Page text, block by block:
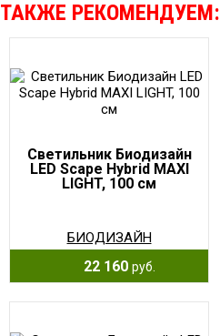
ТАКЖЕ РЕКОМЕНДУЕМ:
Светильник Биодизайн
LED Scape Hybrid MAXI
LIGHT, 100 см
БИОДИЗАЙН
22 160 руб.